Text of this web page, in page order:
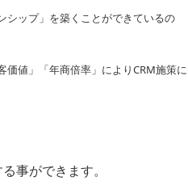
シップ」を築くことができているの
値」「年商倍率」によりCRM施策に
事ができます。